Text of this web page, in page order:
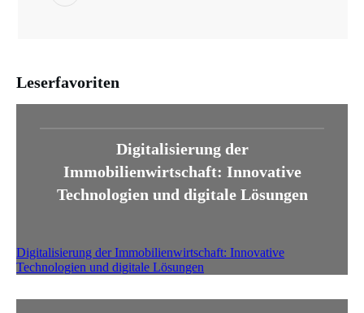
Leserfavoriten
Digitalisierung der
Immobilienwirtschaft: Innovative
Technologien und digitale Lösungen
Digitalisierung der Immobilienwirtschaft: Innovative
Technologien und digitale Lösungen